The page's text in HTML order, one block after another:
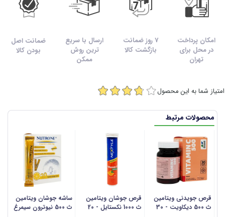
امکان پرداخت
در محل برای
تهران
7 روز ضمانت
بازگشت کالا
ارسال با سریع
ترین روش
ممکن
ضمانت اصل
بودن کالا
امتیاز شما به این محصول
محصولات مرتبط
قرص جویدنی ویتامین
ث 500 دیکاویت - 30
قرص جوشان ویتامین
ث 1000 نکستایل - 20
ساشه جوشان ویتامین
ث 500 نیوترون سیمرغ